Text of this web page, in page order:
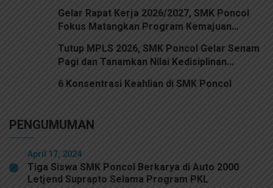
Gelar Rapat Kerja 2026/2027, SMK Poncol
Fokus Matangkan Program Kemajuan
Tutup MPLS 2026, SMK Poncol Gelar Senam
Pagi dan Tanamkan Nilai Kedisiplinan
6 Konsentrasi Keahlian di SMK Poncol
PENGUMUMAN
April 17, 2024
Tiga Siswa SMK Poncol Berkarya di Auto 2000
Letjend Suprapto Selama Program PKL